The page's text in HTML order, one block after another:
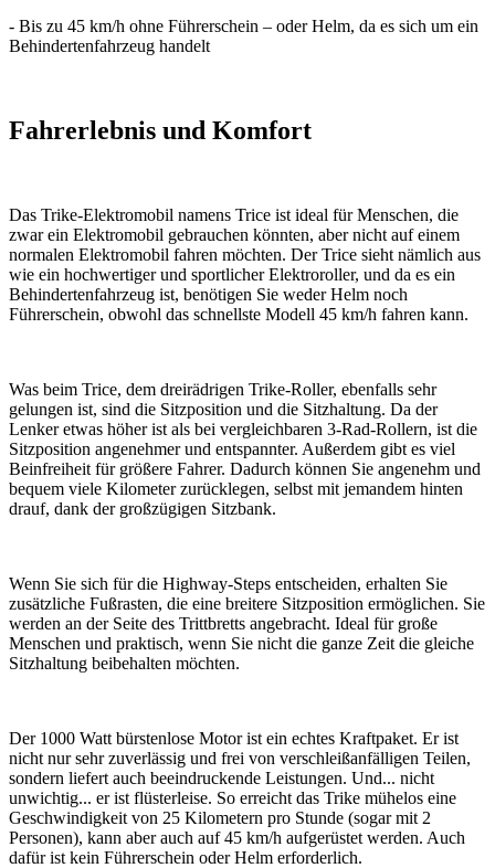
- Bis zu 45 km/h ohne Führerschein – oder Helm, da es sich um ein
Behindertenfahrzeug handelt
Fahrerlebnis und Komfort
Das Trike-Elektromobil namens Trice ist ideal für Menschen, die
zwar ein Elektromobil gebrauchen könnten, aber nicht auf einem
normalen Elektromobil fahren möchten. Der Trice sieht nämlich aus
wie ein hochwertiger und sportlicher Elektroroller, und da es ein
Behindertenfahrzeug ist, benötigen Sie weder Helm noch
Führerschein, obwohl das schnellste Modell 45 km/h fahren kann.
Was beim Trice, dem dreirädrigen Trike-Roller, ebenfalls sehr
gelungen ist, sind die Sitzposition und die Sitzhaltung. Da der
Lenker etwas höher ist als bei vergleichbaren 3-Rad-Rollern, ist die
Sitzposition angenehmer und entspannter. Außerdem gibt es viel
Beinfreiheit für größere Fahrer. Dadurch können Sie angenehm und
bequem viele Kilometer zurücklegen, selbst mit jemandem hinten
drauf, dank der großzügigen Sitzbank.
Wenn Sie sich für die Highway-Steps entscheiden, erhalten Sie
zusätzliche Fußrasten, die eine breitere Sitzposition ermöglichen. Sie
werden an der Seite des Trittbretts angebracht. Ideal für große
Menschen und praktisch, wenn Sie nicht die ganze Zeit die gleiche
Sitzhaltung beibehalten möchten.
Der 1000 Watt bürstenlose Motor ist ein echtes Kraftpaket. Er ist
nicht nur sehr zuverlässig und frei von verschleißanfälligen Teilen,
sondern liefert auch beeindruckende Leistungen. Und... nicht
unwichtig... er ist flüsterleise. So erreicht das Trike mühelos eine
Geschwindigkeit von 25 Kilometern pro Stunde (sogar mit 2
Personen), kann aber auch auf 45 km/h aufgerüstet werden. Auch
dafür ist kein Führerschein oder Helm erforderlich.